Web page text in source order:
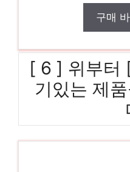
구매
[ 6 ] 위부터
기있는 제